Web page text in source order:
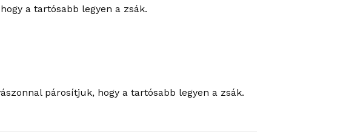
a tartósabb legyen a zsák.
párosítjuk, hogy a tartósabb legyen a zsák.